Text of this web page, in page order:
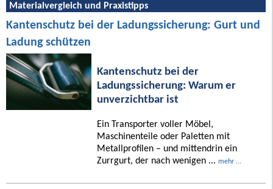
Materialvergleich und Praxistipps
Kantenschutz bei der Ladungssicherung: Gurt und
Ladung schützen
Kantenschutz bei der
Ladungssicherung: Warum er
unverzichtbar ist
Ein Transporter voller Möbel,
Maschinenteile oder Paletten mit
Metallprofilen – und mittendrin ein
Zurrgurt, der nach wenigen ... mehr ...